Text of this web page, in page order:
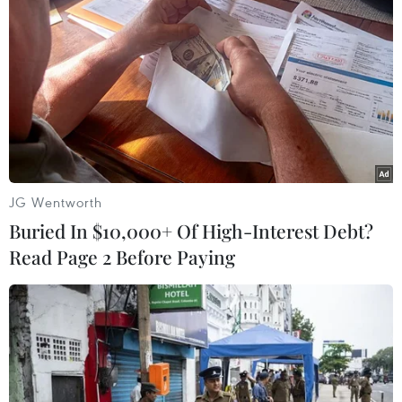
(TTXVN/Vietnam+)
#Ngoại trưởng Mỹ Antony Blinken
#Ngoại trưởng Israel Yair Lapid
JG Wentworth
Buried In $10,000+ Of High-Interest Debt?
Read Page 2 Before Paying